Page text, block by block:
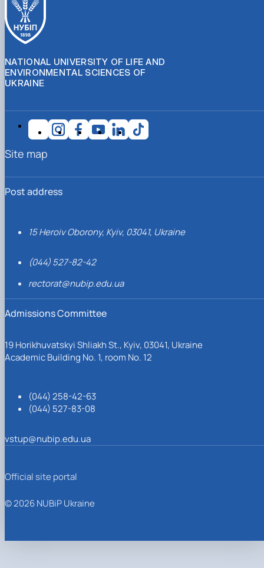
NATIONAL UNIVERSITY OF LIFE AND
ENVIRONMENTAL SCIENCES OF
UKRAINE
Post address
15 Heroiv Oborony, Kyiv, 03041, Ukraine
(044) 527-82-42
rectorat@nubip.edu.ua
Admissions Committee
19 Horikhuvatskyi Shliakh St., Kyiv, 03041, Ukraine
Academic Building No. 1, room No. 12
(044) 258-42-63
(044) 527-83-08
vstup@nubip.edu.ua
Site map
Official site portal
© 2026 NUBiP Ukraine